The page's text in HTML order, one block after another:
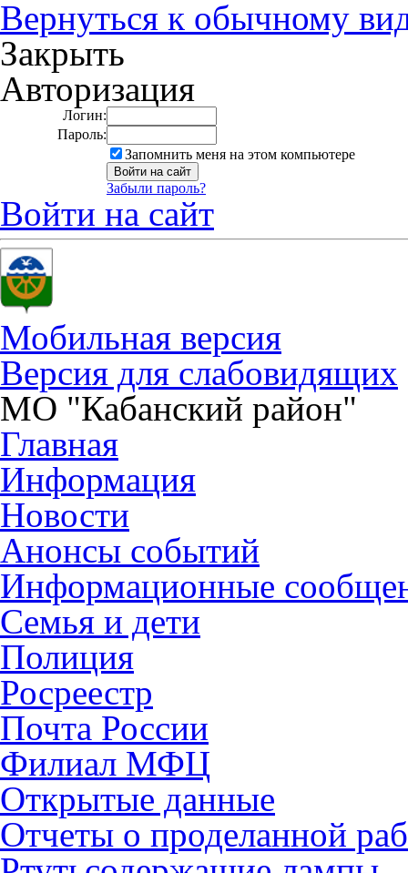
Вернуться к обычному
Закрыть
Авторизация
Логин:
Пароль:
Запомнить меня на этом компьютере
Забыли пароль?
Войти на сайт
Мобильная версия
Версия для слабовидящих
МО "Кабанский район"
Главная
Информация
Новости
Анонсы событий
Информационные
Семья и дети
Полиция
Росреестр
Почта России
Филиал МФЦ
Открытые данные
Отчеты о проделанной